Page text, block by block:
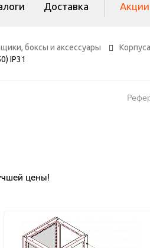
Доставка Акции
боксы и аксессуары
IP31
цены!